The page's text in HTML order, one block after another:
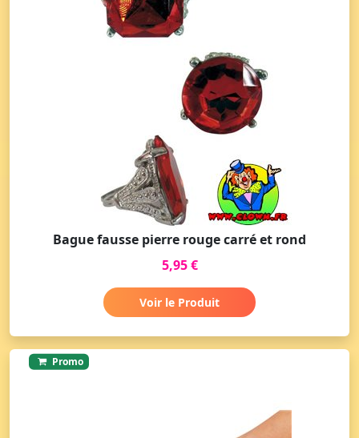
Bague fausse pierre rouge carré et rond
5,95 €
Voir le Produit
Promo